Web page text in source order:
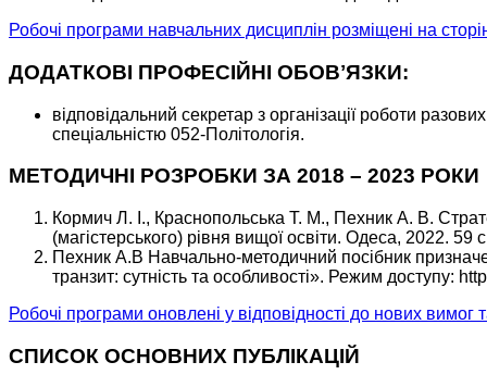
Робочі програми навчальних дисциплін розміщені на
ДОДАТКОВІ ПРОФЕСІЙНІ ОБОВʼЯЗКИ:
відповідальний секретар з організації роботи
спеціальністю 052-Політологія.
МЕТОДИЧНІ РОЗРОБКИ ЗА 2018 – 2023 РОКИ
Кормич Л. І., Краснопольська Т. М., Пехник А. В.
(магістерського) рівня вищої освіти. Одеса, 2022. 59 с
Пехник А.В Навчально-методичний посібник
транзит: сутність та особливості». Режим доступу:
Робочі програми оновлені у відповідності до нових
СПИСОК ОСНОВНИХ ПУБЛІКАЦІЙ